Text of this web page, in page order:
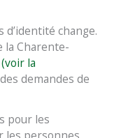
d’identité change.
la Charente-
(voir la
demandes de
pour les